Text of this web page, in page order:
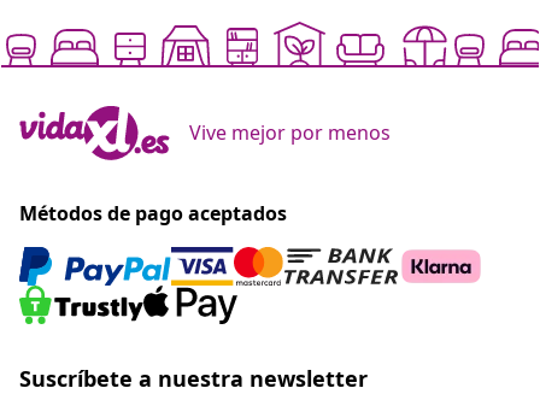
Vive mejor por menos
Métodos de pago aceptados
Suscríbete a nuestra newsletter